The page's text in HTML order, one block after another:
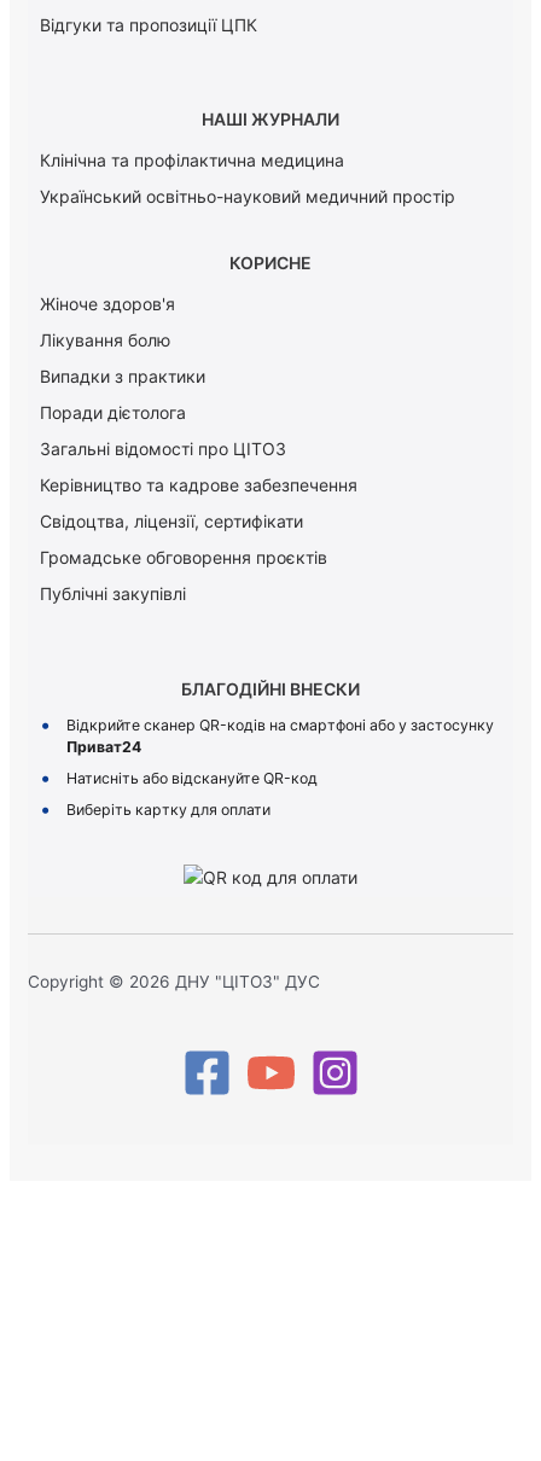
Відгуки та пропозиції ЦПК
НАШІ ЖУРНАЛИ
Клінічна та профілактична медицина
Український освітньо-науковий медичний простір
КОРИСНЕ
Жіноче здоров'я
Лікування болю
Випадки з практики
Поради дієтолога
Загальні відомості про ЦІТОЗ
Керiвництво та кадрове забезпечення
Свідоцтва, ліцензії, сертифікати
Громадське обговорення проєктів
Публічні закупівлі
БЛАГОДІЙНІ ВНЕСКИ
Відкрийте сканер QR-кодів на смартфоні або у застосунку
Приват24
Натисніть або відскануйте QR-код
Виберіть картку для оплати
Copyright © 2026 ДНУ "ЦІТОЗ" ДУС